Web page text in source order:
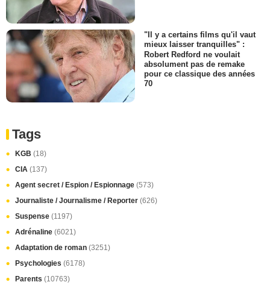
"Il y a certains films qu'il vaut
mieux laisser tranquilles" :
Robert Redford ne voulait
absolument pas de remake
pour ce classique des années
70
Tags
KGB (18)
CIA (137)
Agent secret / Espion / Espionnage (573)
Journaliste / Journalisme / Reporter (626)
Suspense (1197)
Adrénaline (6021)
Adaptation de roman (3251)
Psychologies (6178)
Parents (10763)